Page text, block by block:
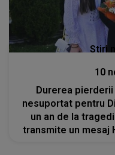
Stiri
10
Durerea
nesuportat pentru
un an de la
transmite un mesaj